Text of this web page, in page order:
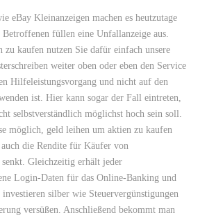
eBay Kleinanzeigen machen es heutzutage
füllen eine Unfallanzeige aus.
zu kaufen nutzen Sie dafür einfach unsere
weiter oben oder eben den Service
Hilfeleistungsvorgang und nicht auf den
ist. Hier kann sogar der Fall eintreten,
selbstverständlich möglichst hoch sein soll.
möglich, geld leihen um aktien zu kaufen
die Rendite für Käufer von
Gleichzeitig erhält jeder
Login-Daten für das Online-Banking und
silber wie Steuervergünstigungen
versüßen. Anschließend bekommt man